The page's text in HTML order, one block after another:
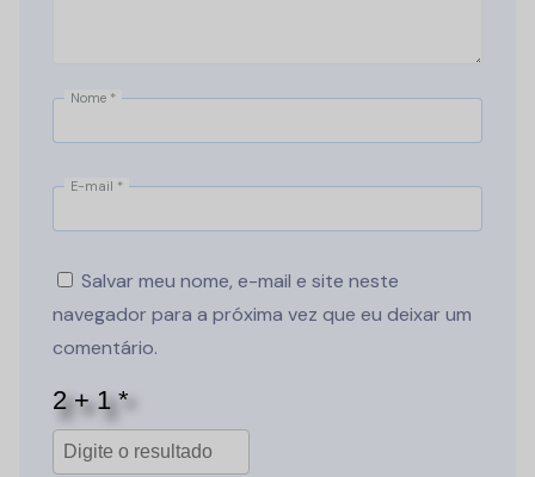
Nome *
E-mail *
Salvar meu nome, e-mail e site neste
navegador para a próxima vez que eu deixar um
comentário.